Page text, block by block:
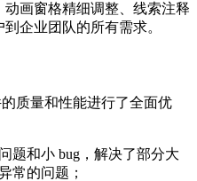
画窗格精细调整、线索注释
企业团队的所有需求。
质量和性能进行了全面优
题和小 bug，解决了部分大
常的问题；